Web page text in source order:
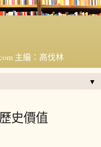
主編：高伐林
▼
史價值